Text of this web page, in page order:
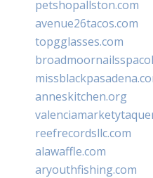
petshopallston.com
avenue26tacos.com
topgglasses.com
anneskitchen.org
reefrecordsllc.com
alawaffle.com
aryouthfishing.com